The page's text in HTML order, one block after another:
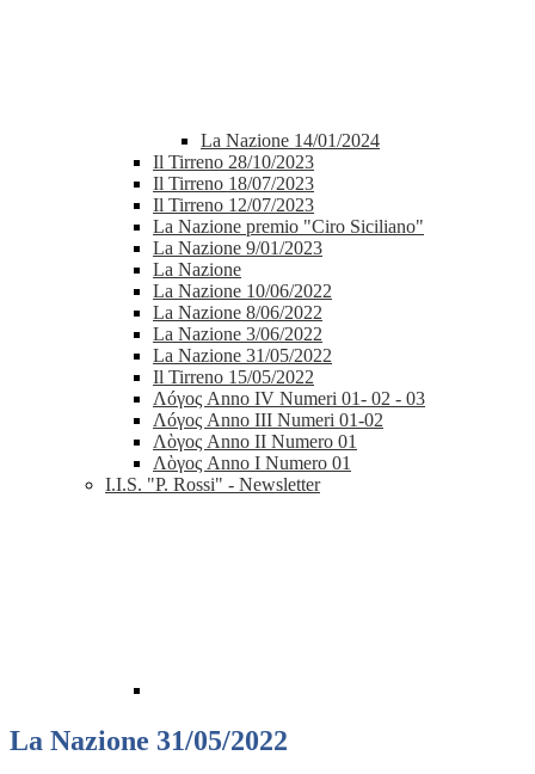
La Nazione 14/01/2024
Il Tirreno 28/10/2023
Il Tirreno 18/07/2023
Il Tirreno 12/07/2023
La Nazione premio "Ciro Siciliano"
La Nazione 9/01/2023
La Nazione
La Nazione 10/06/2022
La Nazione 8/06/2022
La Nazione 3/06/2022
La Nazione 31/05/2022
Il Tirreno 15/05/2022
Λóγος Anno IV Numeri 01- 02 - 03
Λóγος Anno III Numeri 01-02
Λὸγος Anno II Numero 01
Λὸγος Anno I Numero 01
I.I.S. "P. Rossi" - Newsletter
La Nazione 31/05/2022